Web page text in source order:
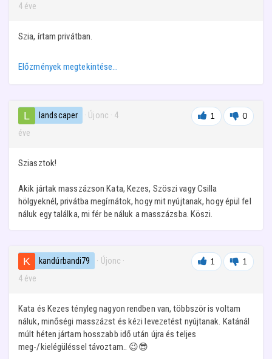
4 éve
Szia, írtam privátban.
Előzmények megtekintése…
landscaper · Újonc · 4
éve
1 0
Sziasztok!
Akik jártak masszázson Kata, Kezes, Szöszi vagy Csilla
hölgyeknél, privátba megírnátok, hogy mit nyújtanak, hogy épül fel
náluk egy találka, mi fér be náluk a masszázsba. Köszi.
kandúrbandi79 · Újonc ·
4 éve
1 1
Kata és Kezes tényleg nagyon rendben van, többször is voltam
náluk, minőségi masszázst és kézi levezetést nyújtanak. Katánál
múlt héten jártam hosszabb idő után újra és teljes
meg-/kielégüléssel távoztam.. 😉😎